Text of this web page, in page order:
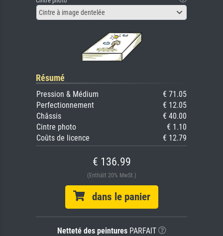
Cintre à image dentelée
Résumé
Pression & Médium
€ 71.05
Perfectionnement
€ 12.05
Châssis
€ 40.00
Cintre photo
€ 1.10
Coûts de licence
€ 12.79
€ 136.99
(Enthält 20% MwSt.)
dans le panier
Netteté des peinturesPARFAIT